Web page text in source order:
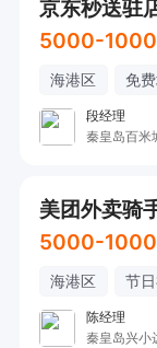
京东秒送驻
5000-
海港区 免
段经理
秦皇岛百米
美团外卖骑
5000-
海港区 节
陈经理
秦皇岛兴小